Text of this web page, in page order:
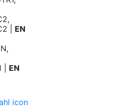
| EN
| EN